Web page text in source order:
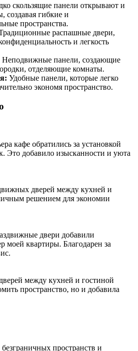
скользящие панели открывают и
создавая гибкие и
пространства.
распашные двери,
и легкость
Неподвижные панели, создающие
отделяющие комнаты.
Удобные панели, которые легко
экономя пространство.
кафе обратились за установкой
Это добавило изысканности и уюта
дверей между кухней и
решением для экономии
двери добавили
моей квартиры. Благодарен за
между кухней и гостиной
пространство, но и добавила
пространств и